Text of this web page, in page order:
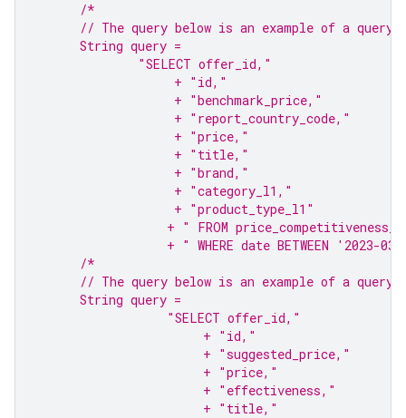
/*
// The query below is an example of a query
      String query =
              "SELECT offer_id,"
                   + "id,"
                   + "benchmark_price,"
                   + "report_country_code,"
                   + "price,"
                   + "title,"
                   + "brand,"
                   + "category_l1,"
                   + "product_type_l1"
+ " FROM
+ " WHERE date BETWEEN '2023-
/*
// The query below is an example of a query
      String query =
                  "SELECT offer_id,"
                       + "id,"
                       + "suggested_price,"
                       + "price,"
                       + "effectiveness,"
                       + "title,"